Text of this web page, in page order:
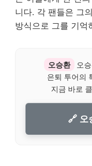
니다. 각 팬들은 그
방식으로 그를 기억
오승환
오
은퇴 투어의
지금 바로
🔗 오